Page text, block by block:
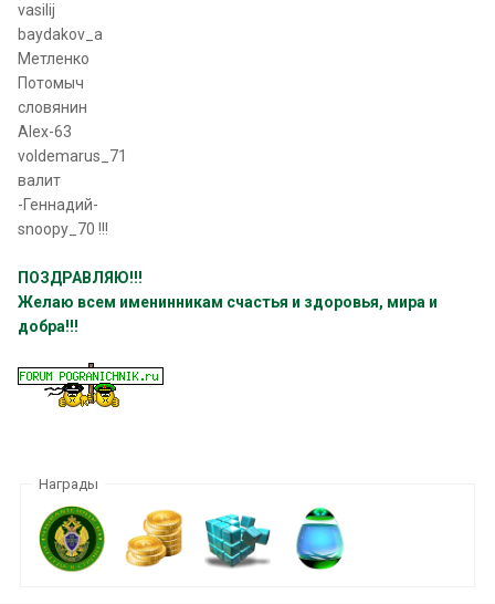
vasilij
baydakov_a
Метленко
Потомыч
словянин
Alex-63
voldemarus_71
валит
-Геннадий-
snoopy_70 !!!
ПОЗДРАВЛЯЮ!!!
Желаю всем именинникам счастья и здоровья, мира и
добра!!!
Награды